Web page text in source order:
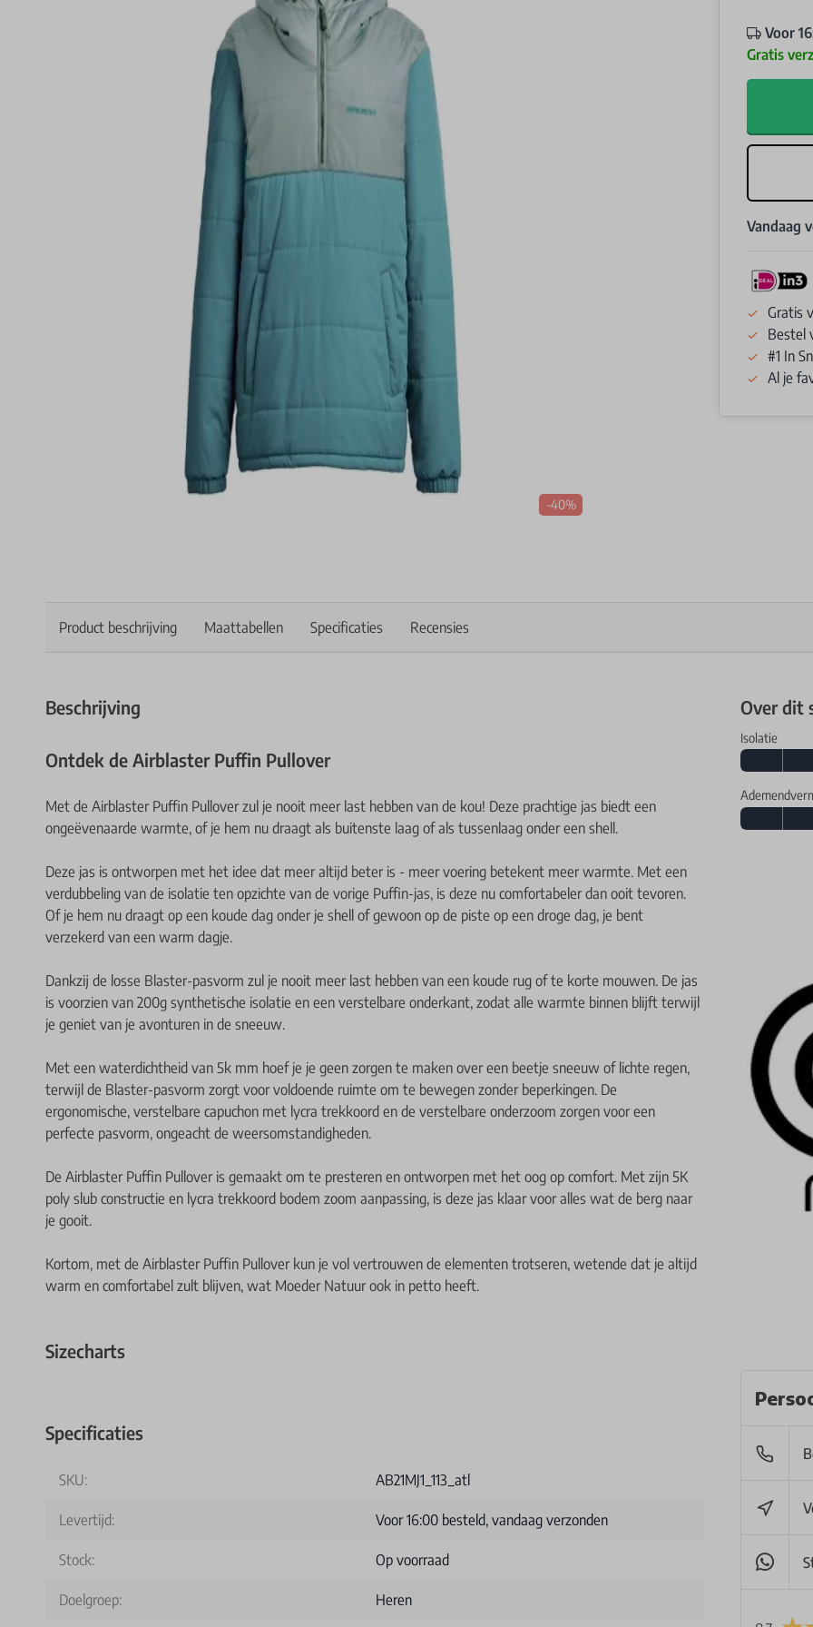
-40%
Voor
Gratis
Vandaag
Gratis
Bestel
#1 In
Al je
Product beschrijving Maattabellen Specificaties Recensies
Beschrijving
Ontdek de Airblaster Puffin Pullover
Met de Airblaster Puffin Pullover zul je nooit meer last hebben van de kou! Deze prachtige jas biedt een
ongeëvenaarde warmte, of je hem nu draagt als buitenste laag of als tussenlaag onder een shell.
Deze jas is ontworpen met het idee dat meer altijd beter is - meer voering betekent meer warmte. Met een
verdubbeling van de isolatie ten opzichte van de vorige Puffin-jas, is deze nu comfortabeler dan ooit tevoren.
Of je hem nu draagt op een koude dag onder je shell of gewoon op de piste op een droge dag, je bent
verzekerd van een warm dagje.
Dankzij de losse Blaster-pasvorm zul je nooit meer last hebben van een koude rug of te korte mouwen. De jas
is voorzien van 200g synthetische isolatie en een verstelbare onderkant, zodat alle warmte binnen blijft terwijl
je geniet van je avonturen in de sneeuw.
Met een waterdichtheid van 5k mm hoef je je geen zorgen te maken over een beetje sneeuw of lichte regen,
terwijl de Blaster-pasvorm zorgt voor voldoende ruimte om te bewegen zonder beperkingen. De
ergonomische, verstelbare capuchon met lycra trekkoord en de verstelbare onderzoom zorgen voor een
perfecte pasvorm, ongeacht de weersomstandigheden.
De Airblaster Puffin Pullover is gemaakt om te presteren en ontworpen met het oog op comfort. Met zijn 5K
poly slub constructie en lycra trekkoord bodem zoom aanpassing, is deze jas klaar voor alles wat de berg naar
je gooit.
Kortom, met de Airblaster Puffin Pullover kun je vol vertrouwen de elementen trotseren, wetende dat je altijd
warm en comfortabel zult blijven, wat Moeder Natuur ook in petto heeft.
Sizecharts
Specificaties
SKU: AB21MJ1_113_atl
Levertijd: Voor 16:00 besteld, vandaag verzonden
Stock: Op voorraad
Doelgroep: Heren
Over dit
Isolatie